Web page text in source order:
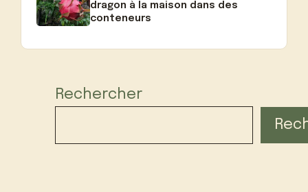
dragon à la maison dans des
conteneurs
Rechercher